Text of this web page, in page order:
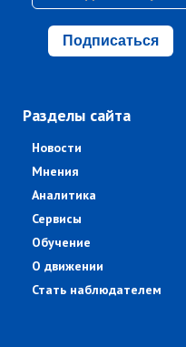
Подписаться
Разделы сайта
Новости
Мнения
Аналитика
Сервисы
Обучение
О движении
Стать наблюдателем